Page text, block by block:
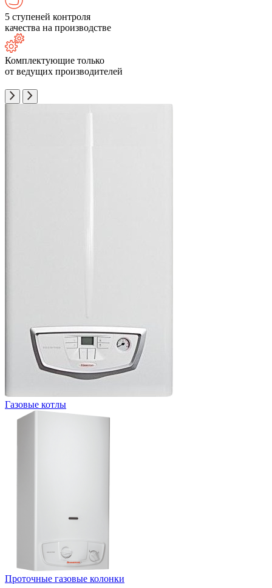
5 ступеней контроля
качества на производстве
Комплектующие только
от ведущих производителей
Газовые котлы
Проточные газовые колонки